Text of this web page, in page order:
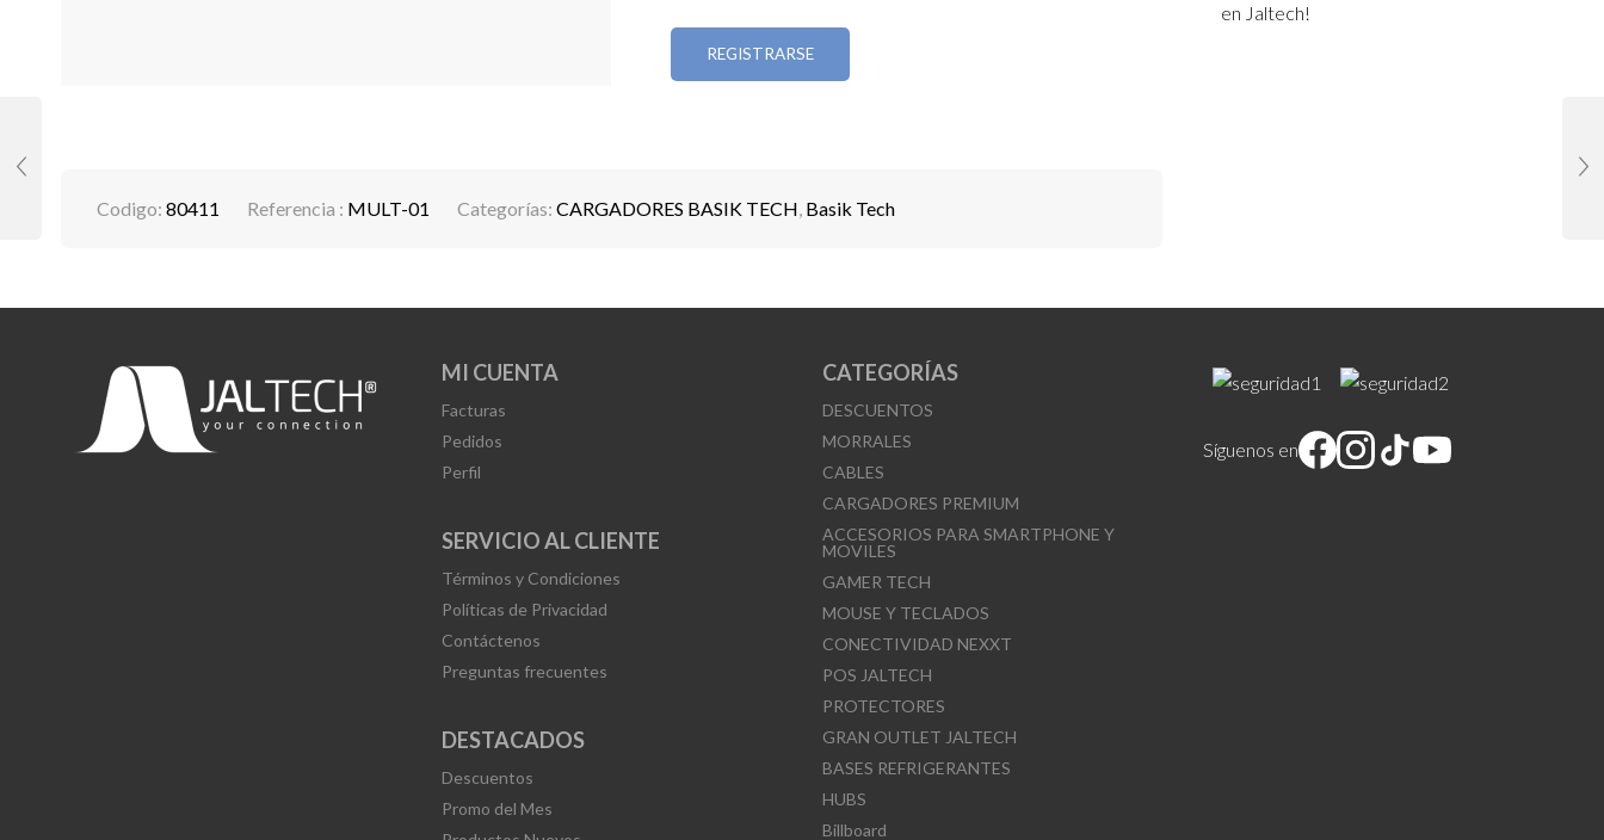
en Jaltech!
REGISTRARSE
Codigo: 80411 Referencia : MULT-01 Categorías: CARGADORES BASIK TECH, Basik Tech
MI CUENTA
Facturas
Pedidos
Perfil
SERVICIO AL CLIENTE
Términos y Condiciones
Políticas de Privacidad
Contáctenos
Preguntas frecuentes
DESTACADOS
Descuentos
Promo del Mes
CATEGORÍAS
DESCUENTOS
MORRALES
CABLES
CARGADORES PREMIUM
ACCESORIOS PARA SMARTPHONE Y
MOVILES
GAMER TECH
MOUSE Y TECLADOS
CONECTIVIDAD NEXXT
POS JALTECH
PROTECTORES
GRAN OUTLET JALTECH
BASES REFRIGERANTES
HUBS
Billboard
Síguenos en